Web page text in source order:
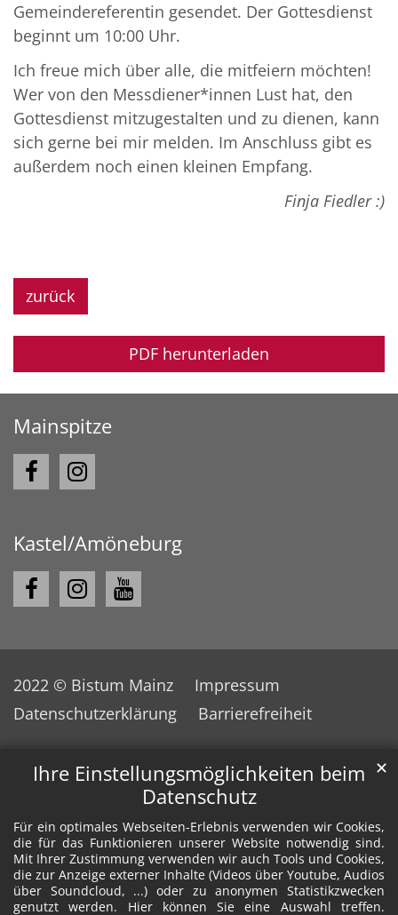
Ihre Einstellungsmöglichkeiten beim
Datenschutz
Für ein optimales Webseiten-Erlebnis verwenden wir Cookies,
die für das Funktionieren unserer Website notwendig sind.
Mit Ihrer Zustimmung verwenden wir auch Tools und Cookies,
die zur Anzeige externer Inhalte (Videos über Youtube, Audios
über Soundcloud, ...) oder zu anonymen Statistikzwecken
genutzt werden. Hier können Sie eine Auswahl treffen.
✕
Gemeindereferentin gesendet. Der Gottesdienst
beginnt um 10:00 Uhr.
Ich freue mich über alle, die mitfeiern möchten!
Wer von den Messdiener*innen Lust hat, den
Gottesdienst mitzugestalten und zu dienen, kann
sich gerne bei mir melden. Im Anschluss gibt es
außerdem noch einen kleinen Empfang.
Finja Fiedler :)
zurück
PDF herunterladen
Mainspitze
Kastel/Amöneburg
2022 © Bistum Mainz
Impressum
Datenschutzerklärung
Barrierefreiheit